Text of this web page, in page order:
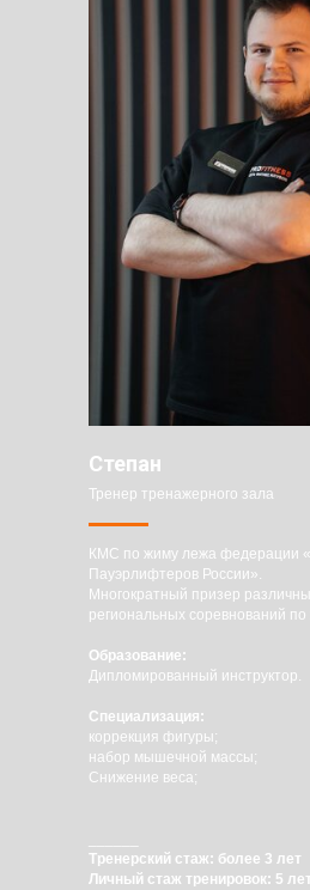
Степан
Тренер тренажерного зала
КМС по жиму лежа федерации
Пауэрлифтеров России».
Многократный призер
региональных соревнований
Образование:
Дипломированный инструктор.
Специализация:
коррекция фигуры;
набор мышечной массы;
Снижение веса;
Тренерский стаж: более 3 лет
Личный стаж тренировок: 5